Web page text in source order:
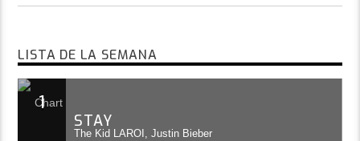
LISTA DE LA SEMANA
1
STAY
The Kid LAROI, Justin Bieber